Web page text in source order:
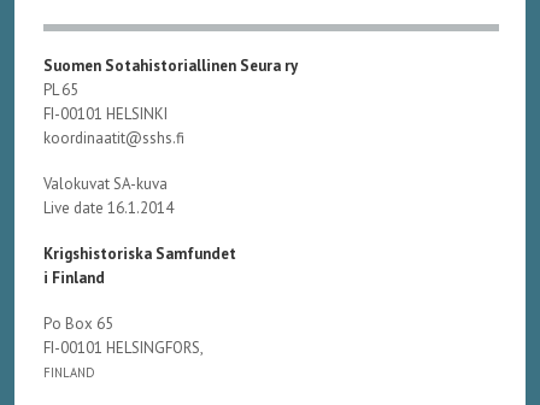
Suomen Sotahistoriallinen Seura ry
PL 65
FI-00101 HELSINKI
koordinaatit@sshs.fi
Valokuvat SA-kuva
Live date 16.1.2014
Krigshistoriska Samfundet
i Finland
Po Box 65
FI-00101 HELSINGFORS,
FINLAND